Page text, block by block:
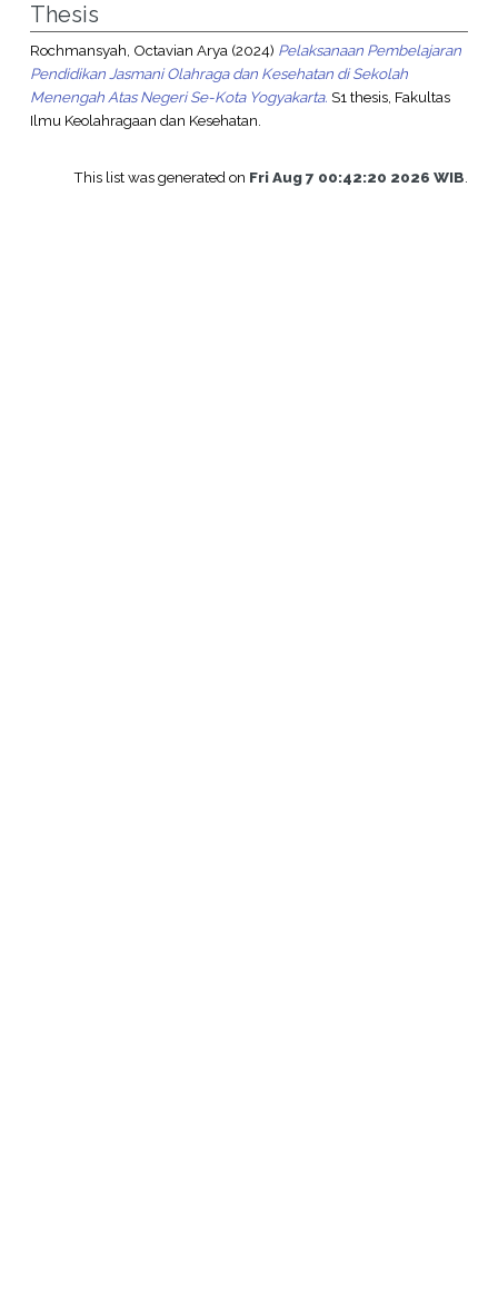
Thesis
Rochmansyah, Octavian Arya(2024) Pelaksanaan Pembelajaran
Pendidikan Jasmani Olahraga dan Kesehatan di Sekolah
Menengah Atas Negeri Se-Kota Yogyakarta. S1 thesis, Fakultas
Ilmu Keolahragaan dan Kesehatan.
This list was generated on Fri Aug 7 00:42:20 2026 WIB.